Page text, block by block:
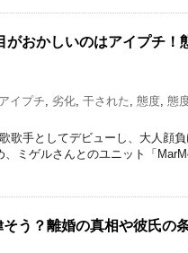
がおかしいのはアイプチ！
アイプチ 劣化 干された 態度 態
歌手としてデビューし、大人顔
、ミゲルさんとのユニット「
う？離婚の真相や彼氏の